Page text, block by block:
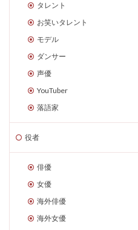
タレント
お笑いタレント
モデル
ダンサー
声優
YouTuber
落語家
役者
俳優
女優
海外俳優
海外女優